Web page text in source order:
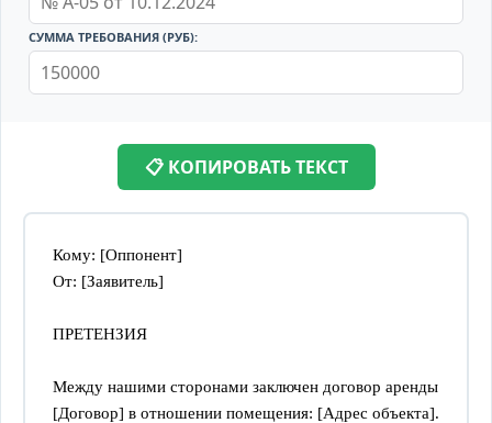
СУММА ТРЕБОВАНИЯ (РУБ):
📋 КОПИРОВАТЬ ТЕКСТ
Кому: [Оппонент]
От: [Заявитель]
ПРЕТЕНЗИЯ
Между нашими сторонами заключен договор аренды
[Договор] в отношении помещения: [Адрес объекта].